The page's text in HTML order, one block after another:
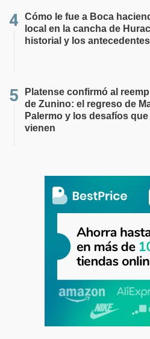
Cómo le fue a Boca
local en la cancha de
historial y los antecedentes
Platense confirmó al
de Zunino: el regreso de
Palermo y los desafíos que
vienen